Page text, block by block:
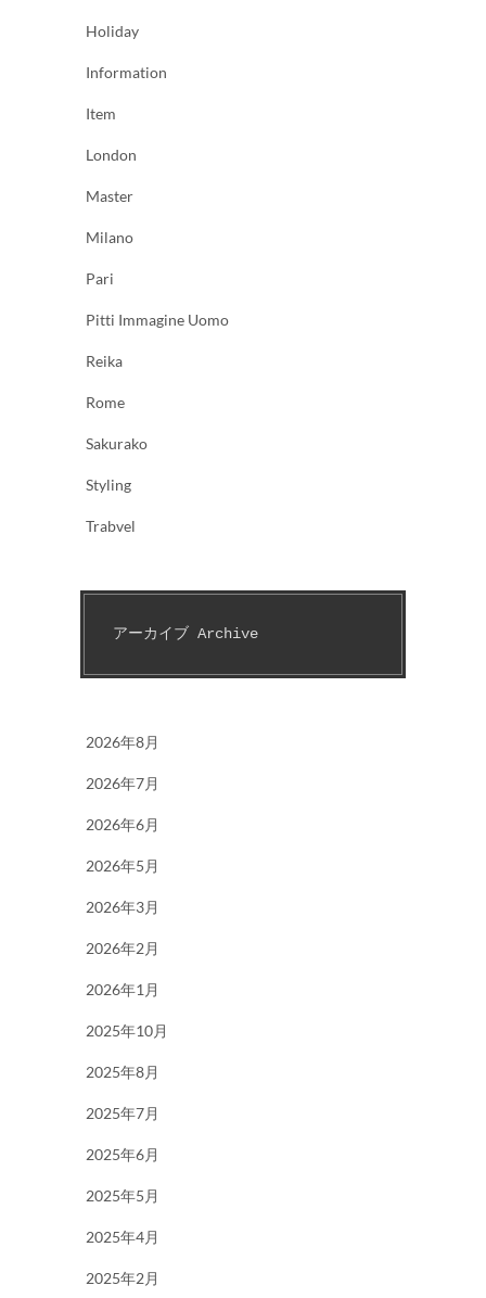
Holiday
Information
Item
London
Master
Milano
Pari
Pitti Immagine Uomo
Reika
Rome
Sakurako
Styling
Trabvel
アーカイブ Archive
2026年8月
2026年7月
2026年6月
2026年5月
2026年3月
2026年2月
2026年1月
2025年10月
2025年8月
2025年7月
2025年6月
2025年5月
2025年4月
2025年2月